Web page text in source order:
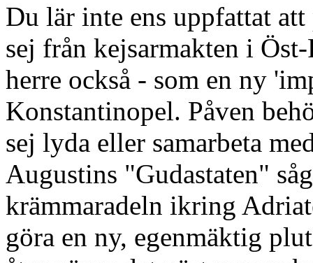
Du lär inte ens uppfattat
sej från kejsarmakten i
herre också - som en ny
Konstantinopel. Påven
sej lyda eller samarbeta
Augustins "Gudastaten"
krämmaradeln ikring
göra en ny, egenmäktig